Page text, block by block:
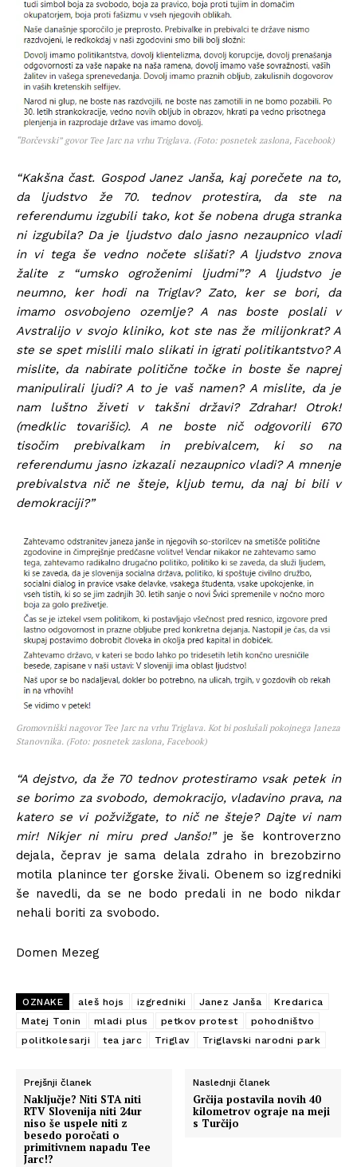
“Borčevski” govor Tee Jarc na vrhu Triglava. (Foto: posnetek zaslona, Facebook)
“Kakšna čast. Gospod Janez Janša, kaj porečete na to,
da ljudstvo že 70. tednov protestira, da ste na
referendumu izgubili tako, kot še nobena druga stranka
ni izgubila? Da je ljudstvo dalo jasno nezaupnico vladi
in vi tega še vedno nočete slišati? A ljudstvo znova
žalite z “umsko ogroženimi ljudmi”? A ljudstvo je
neumno, ker hodi na Triglav? Zato, ker se bori, da
imamo osvobojeno ozemlje? A nas boste poslali v
Avstralijo v svojo kliniko, kot ste nas že milijonkrat? A
ste se spet mislili malo slikati in igrati politikantstvo? A
mislite, da nabirate politične točke in boste še naprej
manipulirali ljudi? A to je vaš namen? A mislite, da je
nam luštno živeti v takšni državi? Zdrahar! Otrok!
(medklic tovarišic). A ne boste nič odgovorili 670
tisočim prebivalkam in prebivalcem, ki so na
referendumu jasno izkazali nezaupnico vladi? A mnenje
prebivalstva nič ne šteje, kljub temu, da naj bi bili v
demokraciji?”
Gromovniški nagovor Tee Jarc na vrhu Triglava. Kot bi poslušali pokojnega Janeza
Stanovnika. (Foto: posnetek zaslona, Facebook)
“A dejstvo, da že 70 tednov protestiramo vsak petek in
se borimo za svobodo, demokracijo, vladavino prava, na
katero se vi požvižgate, to nič ne šteje? Dajte vi nam
mir! Nikjer ni miru pred Janšo!” je še kontroverzno
dejala, čeprav je sama delala zdraho in brezobzirno
motila planince ter gorske živali. Obenem so izgredniki
še navedli, da se ne bodo predali in ne bodo nikdar
nehali boriti za svobodo.
Domen Mezeg
OZNAKE aleš hojs izgredniki Janez Janša
Kredarica
Matej Tonin
mladi plus petkov protest
pohodništvo
politkolesarji
tea jarc Triglav Triglavski narodni park
Prejšnji članek
Naključje? Niti STA niti
RTV Slovenija niti 24ur
niso še uspele niti z
besedo poročati o
primitivnem napadu Tee
Jarc!?
Naslednji članek
Grčija postavila novih 40
kilometrov ograje na meji
s Turčijo